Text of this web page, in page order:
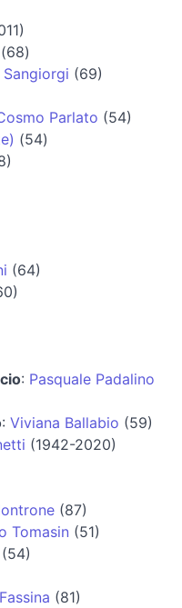
(68)
(69)
Parlato (54)
(54)
(64)
: Pasquale Padalino
: Viviana Ballabio (59)
(1942-2020)
(87)
Tomasin (51)
(54)
(81)